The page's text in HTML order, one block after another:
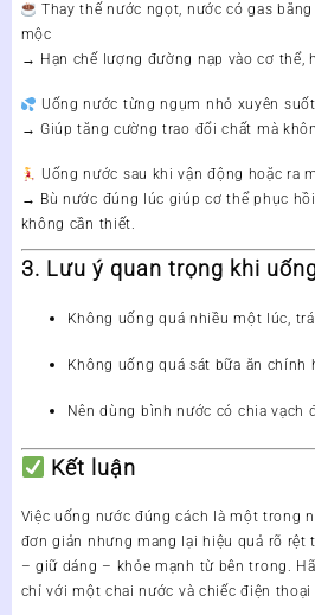
Thay thế nước ngọt, nước có gas
mộc
→ Hạn chế lượng đường nạp vào cơ thể,
Uống nước từng ngụm nhỏ xuyên
→ Giúp tăng cường trao đổi chất mà
Uống nước sau khi vận động hoặc ra
→ Bù nước đúng lúc giúp cơ thể phục
không cần thiết.
3. Lưu ý quan trọng khi
Không uống quá nhiều một lúc,
Không uống quá sát bữa ăn chính
Nên dùng bình nước có chia vạch
Kết luận
Việc uống nước đúng cách là một trong
đơn giản nhưng mang lại hiệu quả rõ
– giữ dáng – khỏe mạnh từ bên trong .
chỉ với một chai nước và chiếc điện thoại